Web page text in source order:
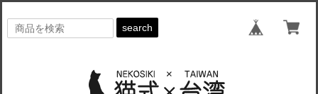
search